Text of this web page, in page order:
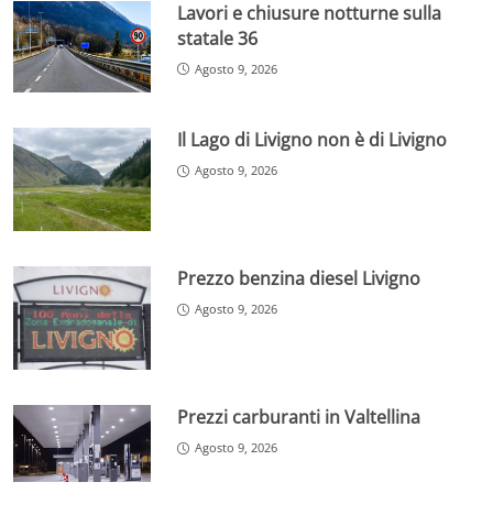
Lavori e chiusure notturne sulla
statale 36
Agosto 9, 2026
Il Lago di Livigno non è di Livigno
Agosto 9, 2026
Prezzo benzina diesel Livigno
Agosto 9, 2026
Prezzi carburanti in Valtellina
Agosto 9, 2026